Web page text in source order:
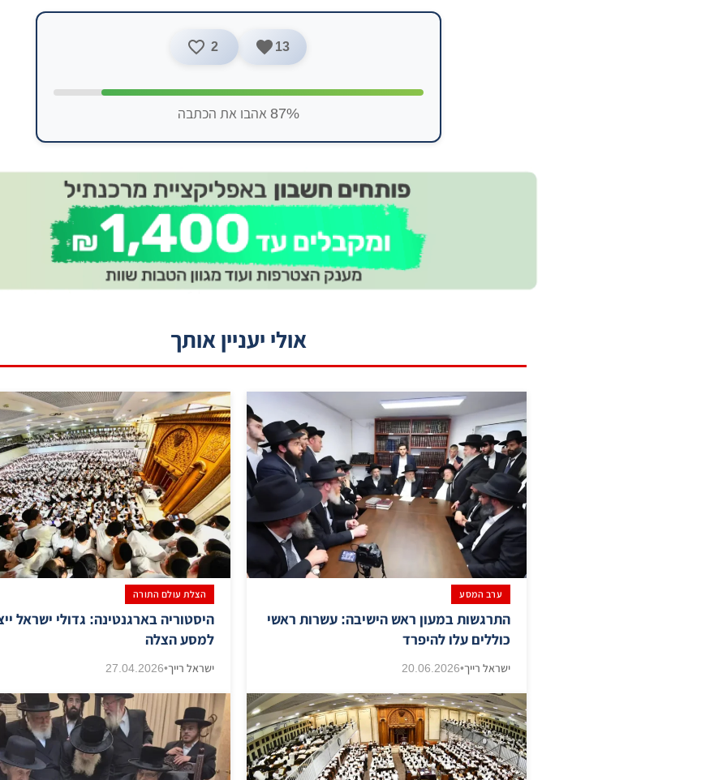
13
2
87% אהבו את הכתבה
אולי יעניין אותך
ערב המסע
התרגשות במעון ראש הישיבה: עשרות ראשי
כוללים עלו להיפרד
ישראל רייך•
20.06.2026
הצלת עולם התורה
היסטוריה בארגנטינה: גדולי ישראל
למסע הצלה
ישראל רייך•
27.04.2026